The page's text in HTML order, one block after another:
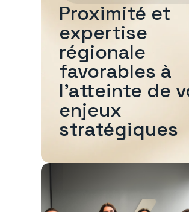
Proximité et
expertise
régionale
favorables à
l'atteinte de
enjeux
stratégiques